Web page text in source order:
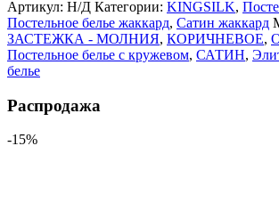
Артикул: Н/Д Категории: KINGSILK,
Постельное белье жаккард, Сатин жаккард
ЗАСТЕЖКА - МОЛНИЯ, КОРИЧНЕВОЕ,
Постельное белье с кружевом, САТИН,
белье
Распродажа
-15%